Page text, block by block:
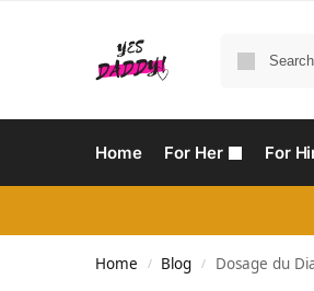
Home For Her For
Home / Blog / Dosage du